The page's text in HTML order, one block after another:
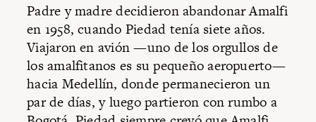
Padre y madre decidieron abandonar Amalfi
en 1958, cuando Piedad tenía siete años.
Viajaron en avión —uno de los orgullos de
los amalfitanos es su pequeño aeropuerto—
hacia Medellín, donde permanecieron un
par de días, y luego partieron con rumbo a